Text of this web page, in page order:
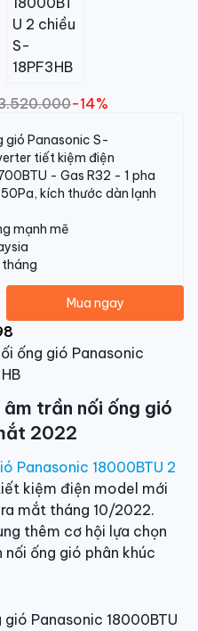
-14%
gió Panasonic S-
tiết kiệm điện
- Gas R32 - 1 pha
kích thước dàn lạnh
mạnh mẽ
tháng
Mua ngay
ống gió Panasonic
trần nối ống gió
2022
Panasonic 18000BTU 2
kiệm điện model mới
mắt tháng 10/2022.
thêm cơ hội lựa chọn
ống gió phân khúc